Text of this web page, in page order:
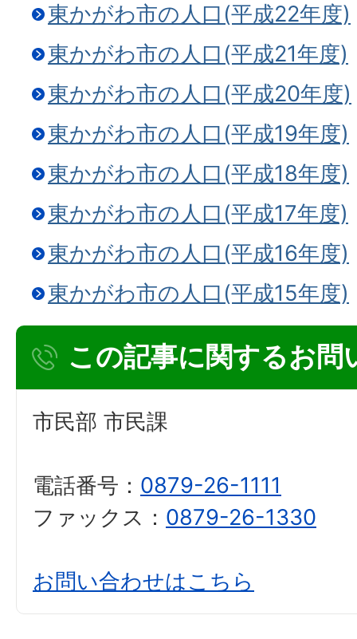
東かがわ市の人口(平成22年度)
東かがわ市の人口(平成21年度)
東かがわ市の人口(平成20年度)
東かがわ市の人口(平成19年度)
東かがわ市の人口(平成18年度)
東かがわ市の人口(平成17年度)
東かがわ市の人口(平成16年度)
東かがわ市の人口(平成15年度)
この記事に関するお問
市民部 市民課
電話番号： 0879-26-1111
ファックス： 0879-26-1330
お問い合わせはこちら